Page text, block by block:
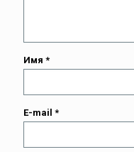
Имя *
E-mail *